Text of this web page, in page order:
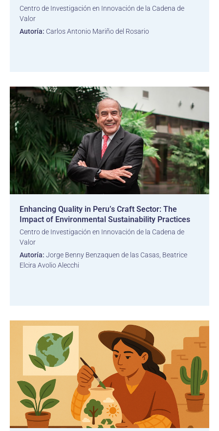
Centro de Investigación en Innovación de la Cadena de
Valor
Autoría: Carlos Antonio Mariño del Rosario
Enhancing Quality in Peru’s Craft Sector: The
Impact of Environmental Sustainability Practices
Centro de Investigación en Innovación de la Cadena de
Valor
Autoría: Jorge Benny Benzaquen de las Casas, Beatrice
Elcira Avolio Alecchi